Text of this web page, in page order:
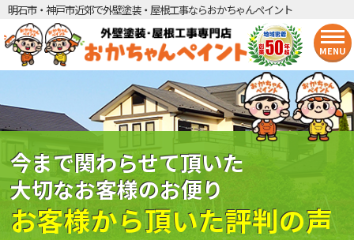
明石市・神戸市近郊で外壁塗装・屋根工事ならおかちゃんペイント
MENU
今まで関わらせて頂いた
大切なお客様のお便り
お客様から頂いた評判の声